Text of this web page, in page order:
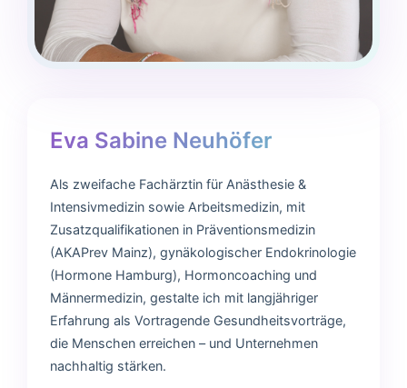
Eva Sabine Neuhöfer
Als zweifache Fachärztin für Anästhesie &
Intensivmedizin sowie Arbeitsmedizin, mit
Zusatzqualifikationen in Präventionsmedizin
(AKAPrev Mainz), gynäkologischer Endokrinologie
(Hormone Hamburg), Hormoncoaching und
Männermedizin, gestalte ich mit langjähriger
Erfahrung als Vortragende Gesundheitsvorträge,
die Menschen erreichen – und Unternehmen
nachhaltig stärken.